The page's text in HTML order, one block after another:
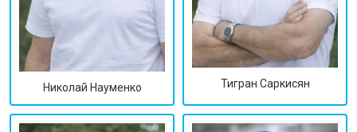
Николай Науменко Тигран Саркисян